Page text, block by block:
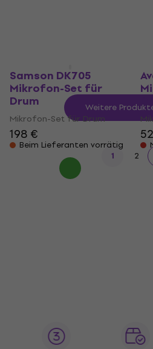
Samson DK705
Mikrofon-Set für
Drum
Mikrofon-Set für Drum
198 €
Beim Lieferanten vorrätig
Weitere
1 2